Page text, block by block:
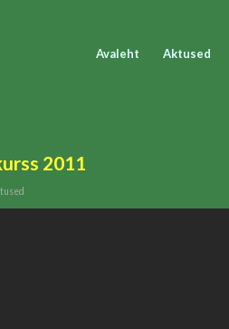
Avaleht Aktused
2011